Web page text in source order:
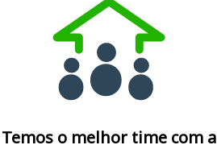
Temos o melhor time com a